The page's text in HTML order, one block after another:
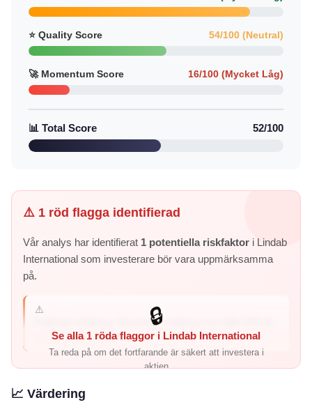
⭐ Quality Score 54/100 (Neutral)
🚀 Momentum Score 16/100 (Mycket Låg)
📊 Total Score 52/100
⚠️ 1 röd flagga identifierad
Vår analys har identifierat 1 potentiella riskfaktor i Lindab
International som investerare bör vara uppmärksamma
på.
⚠️
Fallande intjäning: Kvartalets intjäning har fallit 22% år-
över-år – företage...
🔒
Se alla 1 röda flaggor i Lindab International
Ta reda på om det fortfarande är säkert att investera i
aktien
📈 Värdering